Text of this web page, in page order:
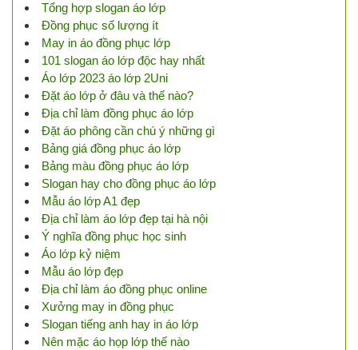
Tổng hợp slogan áo lớp
Đồng phục số lượng ít
May in áo đồng phục lớp
101 slogan áo lớp độc hay nhất
Áo lớp 2023 áo lớp 2Uni
Đặt áo lớp ở đâu và thế nào?
Địa chỉ làm đồng phục áo lớp
Đặt áo phông cần chú ý những gì
Bảng giá đồng phục áo lớp
Bảng màu đồng phục áo lớp
Slogan hay cho đồng phục áo lớp
Mẫu áo lớp A1 đẹp
Địa chỉ làm áo lớp đẹp tại hà nội
Ý nghĩa đồng phục học sinh
Áo lớp kỷ niệm
Mẫu áo lớp đẹp
Địa chỉ làm áo đồng phục online
Xưởng may in đồng phục
Slogan tiếng anh hay in áo lớp
Nên mặc áo họp lớp thế nào